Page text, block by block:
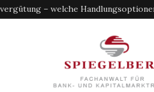
– welche